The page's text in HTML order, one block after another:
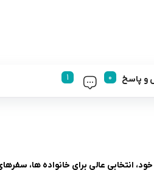
و پاسخ
انتخابی عالی برای خانواده ها،